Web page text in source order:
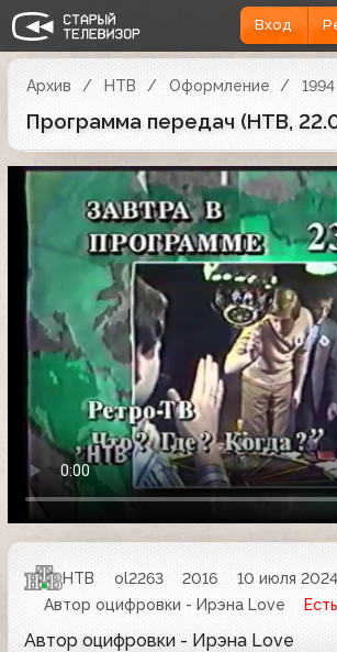
Вход
Архив НТВ Оформление
Программа передач (НТВ,
НТВ ol2263 2016 10 июля
Автор оцифровки - Ирэна Love
Автор оцифровки - Ирэна Love